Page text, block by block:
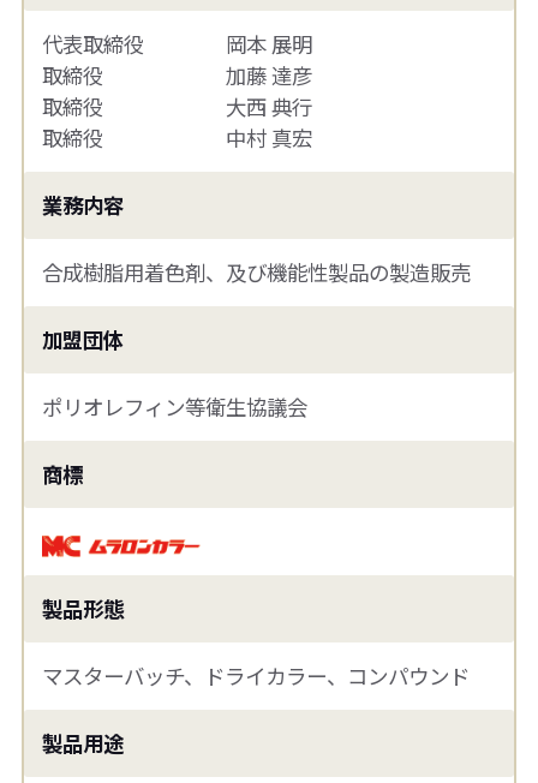
代表取締役 岡本 展明
取締役 加藤 達彦
取締役 大西 典行
取締役 中村 真宏
業務内容
合成樹脂用着色剤、及び機能性製品の製造販売
加盟団体
ポリオレフィン等衛生協議会
商標
製品形態
マスターバッチ、ドライカラー、コンパウンド
製品用途